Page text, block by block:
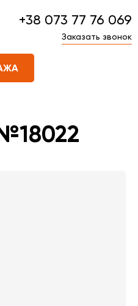
+38 073 77 76 069
Заказать звонок